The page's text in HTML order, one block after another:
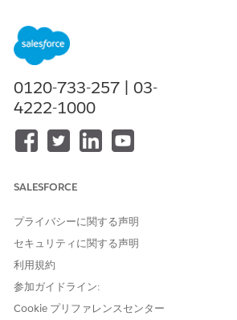
Edition、および
Student Success の視覚化と評価指標によ
る貴重なインサイトが得られます。
視覚化
アカデミック・スタンディング
データソース: 学習者プロファイル
コースとグレード
視覚化: 科目提供と学業成績に関連する
を示すテーブル
データソース: コース提供、コース提供
係者の結果、学習コース、および学期
0120-733-257 | 03-
4222-1000
SALESFORCE
プライバシーに関する声明
セキュリティに関する声明
利用規約
参加ガイドライン:
Cookie プリファレンスセンター